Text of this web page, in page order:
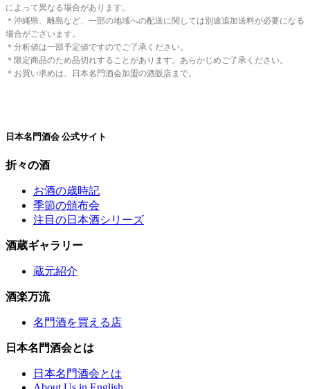
によって異なる場合があります。
＊沖縄県、離島など、一部の地域への配送に関しては別途追加送料が必要になる
場合がございます。
＊分析値は一部予定値ですのでご了承ください。
＊限定商品のため品切れすることがあります。あらかじめご了承ください。
＊お買い求めは、日本名門酒会加盟の酒販店まで。
日本名門酒会 公式サイト
折々の酒
お酒の歳時記
季節の頒布会
注目の日本酒シリーズ
酒蔵ギャラリー
蔵元紹介
酒楽万流
名門酒を買える店
日本名門酒会とは
日本名門酒会とは